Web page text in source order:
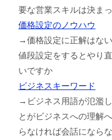
要な営業スキルは決ま
価格設定のノウハウ
→価格設定に正解はな
値段設定をするとやり
いですか
ビジネスキーワード
→ビジネス用語が氾濫
とがビジネスへの理解
らなければ会話になら